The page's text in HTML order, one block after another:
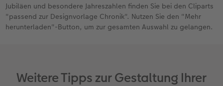
Jubiläen und besondere Jahreszahlen finden Sie bei den Cliparts
"passend zur Designvorlage Chronik". Nutzen Sie den "Mehr
herunterladen"-Button, um zur gesamten Auswahl zu gelangen.
Weitere Tipps zur Gestaltung Ihrer